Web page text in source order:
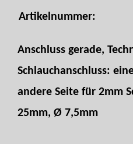
Artikelnummer:
Anschluss gerade,
Schlauchanschluss:
andere Seite für 2mm
25mm, Ø 7,5mm